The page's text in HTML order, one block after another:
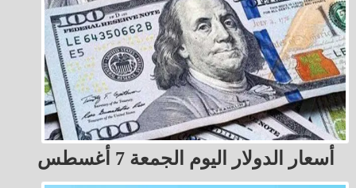
أسعار الدولار اليوم الجمعة 7 أغسطس